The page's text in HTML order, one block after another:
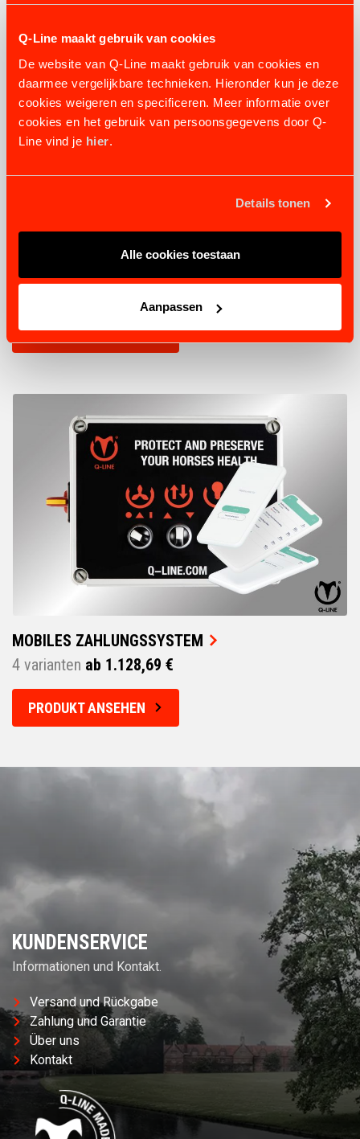
Q-Line maakt gebruik van cookies
De website van Q-Line maakt gebruik van cookies en
daarmee vergelijkbare technieken. Hieronder kun je deze
cookies weigeren en specificeren. Meer informatie over
cookies en het gebruik van persoonsgegevens door Q-
Line vind je hier.
Details tonen
Alle cookies toestaan
Aanpassen
18 varianten
PRODUKT ANSEHEN
MOBILES ZAHLUNGSSYSTEM
4 varianten ab 1.128,69 €
PRODUKT ANSEHEN
KUNDENSERVICE
Informationen und Kontakt.
Versand und Rückgabe
Zahlung und Garantie
Über uns
Kontakt